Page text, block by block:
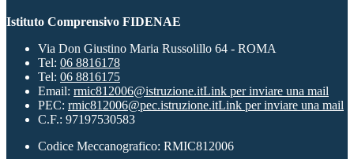
Istituto Comprensivo FIDENAE
Via Don Giustino Maria Russolillo 64 - ROMA
Tel: 06 8816178
Tel: 06 8816175
Email: rmic812006@istruzione.itLink per inviare una mail
PEC: rmic812006@pec.istruzione.itLink per inviare una mail
C.F.: 97197530583
Codice Meccanografico: RMIC812006